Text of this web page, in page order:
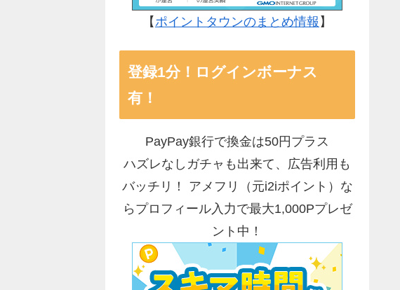
【ポイントタウンのまとめ情報 】
登録1分！ログインボーナス
有！
PayPay銀行で換金は50円プラス
ハズレなしガチャも出来て、広告利用も
バッチリ！ アメフリ（元i2iポイント）な
らプロフィール入力で最大1,000Pプレゼ
ント中！